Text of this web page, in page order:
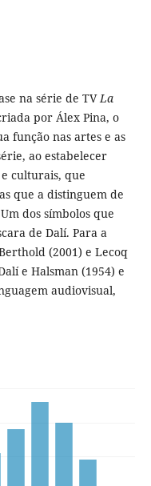
na série de TVLa
por Álex Pina, o
função nas artes e as
ao estabelecer
culturais, que
que a distinguem de
dos símbolos que
de Dalí. Para a
(2001) e Lecoq
e Halsman (1954) e
audiovisual,